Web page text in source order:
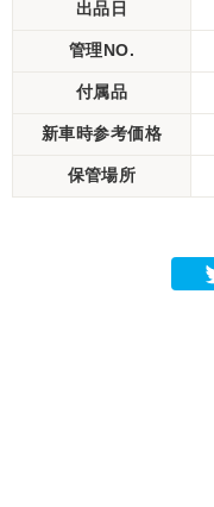
出品日
管理NO.
付属品
新車時参考価格
保管場所